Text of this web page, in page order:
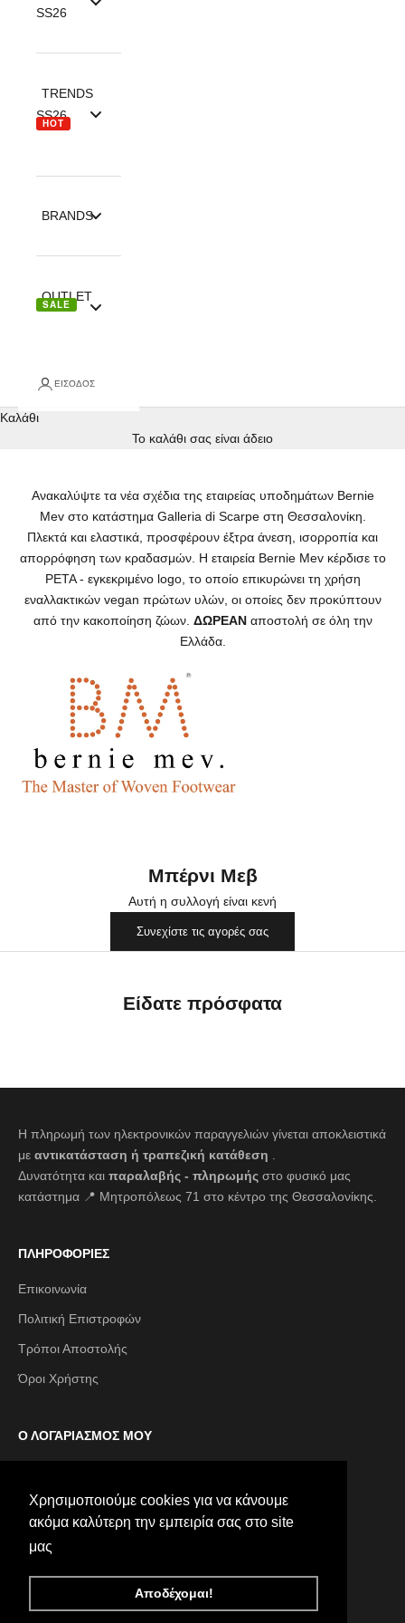
Χρησιμοποιούμε cookies για να κάνουμε
ακόμα καλύτερη την εμπειρία σας στο site
μας
Αποδέχομαι!
Χρησιμοποιούμε cookies για να κάνουμε
ακόμα καλύτερη την εμπειρία σας στο site
μας
Αποδέχομαι!
SS26
TRENDS
SS26
HOT
BRANDS
OUTLET
SALE
ΕΊΣΟΔΟΣ
Καλάθι
Το καλάθι σας είναι άδειο
Ανακαλύψτε τα νέα σχέδια της εταιρείας υποδημάτων Bernie
Mev στο κατάστημα Galleria di Scarpe στη Θεσσαλονίκη.
Πλεκτά και ελαστικά, προσφέρουν έξτρα άνεση, ισορροπία και
απορρόφηση των κραδασμών. Η εταιρεία Bernie Mev κέρδισε το
PETA - εγκεκριμένο logo, το οποίο επικυρώνει τη χρήση
εναλλακτικών vegan πρώτων υλών, οι οποίες δεν προκύπτουν
από την κακοποίηση ζώων. ΔΩΡΕΑΝαποστολή σε όλη την
Ελλάδα.
Μπέρνι Μεβ
Αυτή η συλλογή είναι κενή
Συνεχίστε τις αγορές σας
Είδατε πρόσφατα
Η πληρωμή των ηλεκτρονικών παραγγελιών γίνεται αποκλειστικά
με αντικατάσταση ή τραπεζική κατάθεση .
Δυνατότητα και παραλαβής - πληρωμής στο φυσικό μας
κατάστημα 📍 Μητροπόλεως 71 στο κέντρο της Θεσσαλονίκης.
ΠΛΗΡΟΦΟΡΙΕΣ
Επικοινωνία
Πολιτική Επιστροφών
Τρόποι Αποστολής
Όροι Χρήστης
Ο ΛΟΓΑΡΙΑΣΜΟΣ ΜΟΥ
Οι παραγγελίες μου
© 2026 - galleria di scarpe